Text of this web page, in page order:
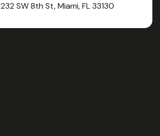
232 SW 8th St, Miami, FL 33130